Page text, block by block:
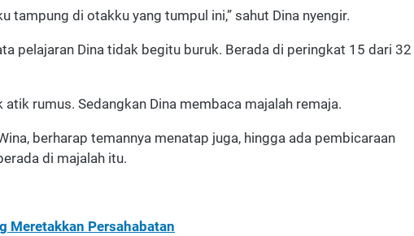
tampung di otakku yang tumpul ini,” sahut Dina nyengir.
pelajaran Dina tidak begitu buruk. Berada di peringkat 15 dari 32
rumus. Sedangkan Dina membaca majalah remaja.
berharap temannya menatap juga, hingga ada pembicaraan
di majalah itu.
Meretakkan Persahabatan